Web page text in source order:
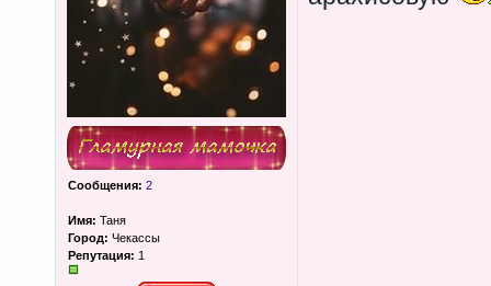
Сообщения: 2
Имя: Таня
Город: Чекассы
Репутация: 1